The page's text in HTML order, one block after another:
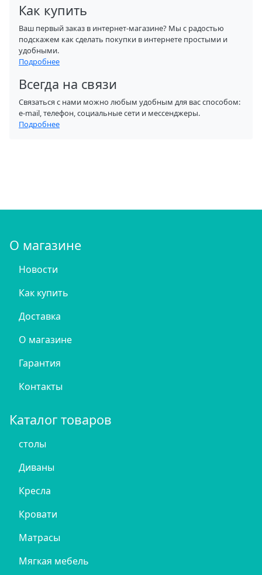
Как купить
Ваш первый заказ в интернет-магазине? Мы с радостью
подскажем как сделать покупки в интернете простыми и
удобными.
Подробнее
Всегда на связи
Связаться с нами можно любым удобным для вас способом:
e-mail, телефон, социальные сети и мессенджеры.
Подробнее
О магазине
Новости
Как купить
Доставка
О магазине
Гарантия
Контакты
Каталог товаров
столы
Диваны
Кресла
Кровати
Матрасы
Мягкая мебель